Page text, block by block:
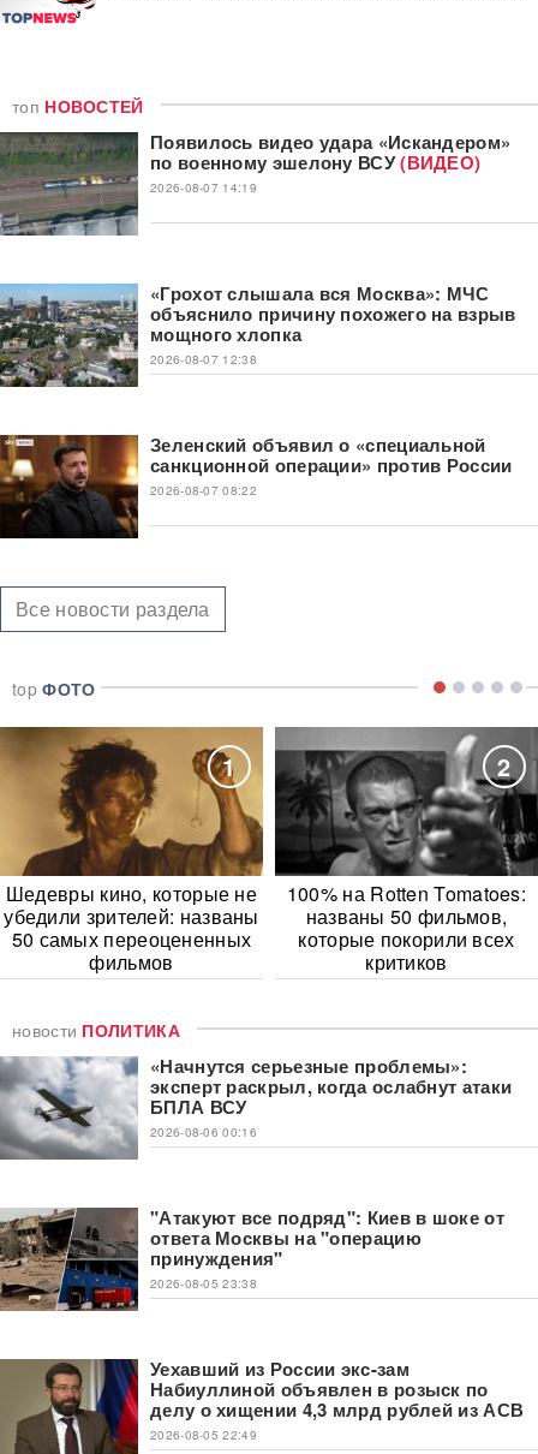
топ НОВОСТЕЙ
Появилось видео удара «Искандером»
по военному эшелону ВСУ(ВИДЕО)
2026-08-07 14:19
«Грохот слышала вся Москва»: МЧС
объяснило причину похожего на взрыв
мощного хлопка
2026-08-07 12:38
Зеленский объявил о «специальной
санкционной операции» против России
2026-08-07 08:22
Все новости раздела
topФОТО
1
Шедевры кино, которые не
убедили зрителей: названы
50 самых переоцененных
фильмов
2
100% на Rotten Tomatoes:
названы 50 фильмов,
которые покорили всех
критиков
новости ПОЛИТИКА
«Начнутся серьезные проблемы»:
эксперт раскрыл, когда ослабнут атаки
БПЛА ВСУ
2026-08-06 00:16
"Атакуют все подряд": Киев в шоке от
ответа Москвы на "операцию
принуждения"
2026-08-05 23:38
Уехавший из России экс-зам
Набиуллиной объявлен в розыск по
делу о хищении 4,3 млрд рублей из АСВ
2026-08-05 22:49